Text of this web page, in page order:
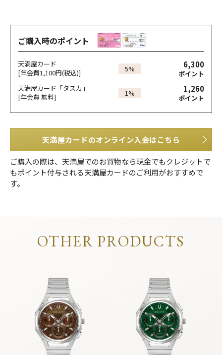
ご購入時のポイント
天満屋カード
[年会費1,100円(税込)]
5% 6,300
ポイント
天満屋カード「タスカ」
[年会費 無料]
1% 1,260
ポイント
天満屋カードのオンライン入会はこちら
ご購入の際は、天満屋でのお買物なら現金でもクレジットで
もポイント付与される天満屋カードのご利用がおすすめで
す。
OTHER PRODUCTS